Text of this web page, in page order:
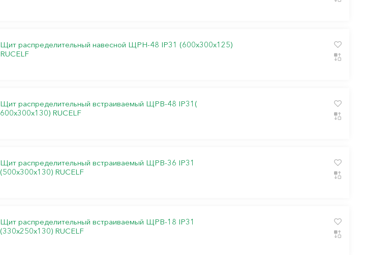
Щит распределительный навесной ЩРН-48 IP31 (600х300х125)
RUCELF
Щит распределительный встраиваемый ЩРВ-48 IP31(
600х300х130) RUCELF
Щит распределительный встраиваемый ЩРВ-36 IP31
(500х300х130) RUCELF
Щит распределительный встраиваемый ЩРВ-18 IP31
(330х250х130) RUCELF